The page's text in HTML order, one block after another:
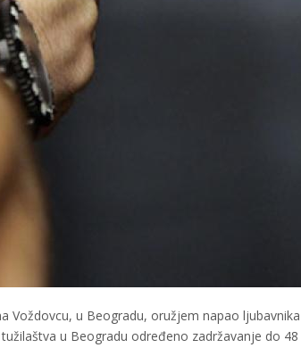
u Beogradu, oružjem napao
u Beogradu određeno zadržavanje do 48